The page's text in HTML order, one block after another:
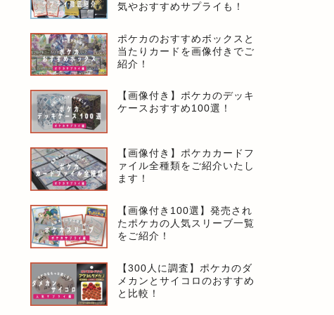
気やおすすめサプライも！
ポケカのおすすめボックスと
当たりカードを画像付きでご
紹介！
【画像付き】ポケカのデッキ
ケースおすすめ100選！
【画像付き】ポケカカードフ
ァイル全種類をご紹介いたし
ます！
【画像付き100選】発売され
たポケカの人気スリーブ一覧
をご紹介！
【300人に調査】ポケカのダ
メカンとサイコロのおすすめ
と比較！